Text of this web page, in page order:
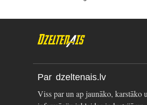
Par dzeltenais.lv
Viss par un ap jaunāko, karstāko